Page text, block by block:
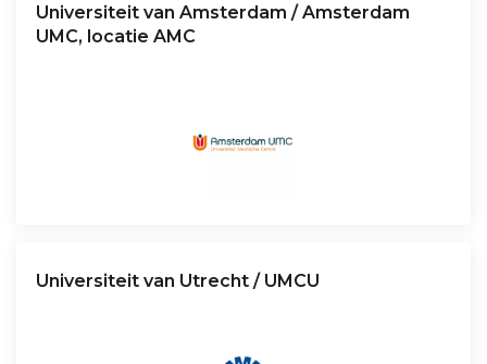
Universiteit van Amsterdam / Amsterdam
UMC, locatie AMC
Universiteit van Utrecht / UMCU